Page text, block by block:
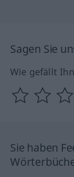
Sagen Sie
Wie gefällt
Sie haben